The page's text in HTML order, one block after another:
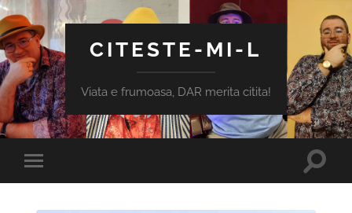
CITESTE-MI-L
Viata e frumoasa, DAR merita citita!
Toggle
mobile
Toggle